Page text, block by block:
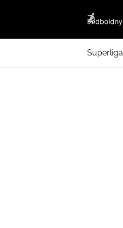
Superliga